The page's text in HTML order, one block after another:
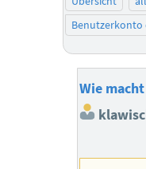
Benutzerkonto
Wie